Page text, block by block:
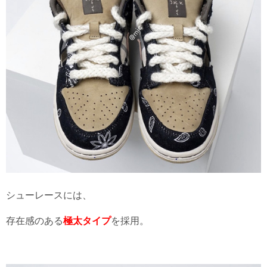
シューレースには、
存在感のある極太タイプを採用。